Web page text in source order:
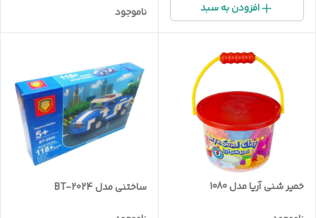
افزودن به سبد ناموجود
خمیر شنی آریا مدل 1080 ساختنی مدل BT-2024